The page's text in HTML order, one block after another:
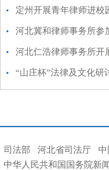
定州开展青年律师进校
“山庄杯”法律及文化研
司法部 河北省司法厅 中
中华人民共和国国务院新